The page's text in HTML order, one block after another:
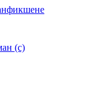
(с)